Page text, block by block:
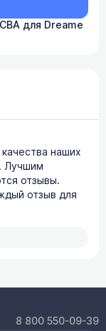
для Dreame
наших
Лучшим
отзывы.
отзыв для
8 800 550-09-39